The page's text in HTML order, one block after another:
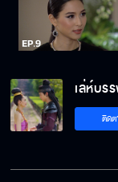
เล่ห์บร
ติด